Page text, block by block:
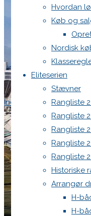
Hvordan
Køb og
Nordisk
Eliteserien
Stævner
Rangliste
Rangliste
Rangliste
Rangliste
Rangliste
Historiske
Arrangør
H-
H-
Home
Køb og salg H-Båd
Indkaldelse til General